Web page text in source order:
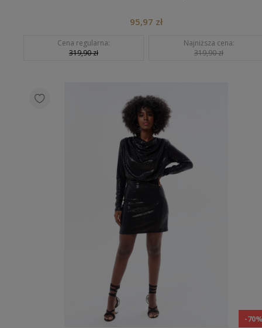
95,97 zł
Cena regularna:
319,90 zł
Najniższa cena:
319,90 zł
-